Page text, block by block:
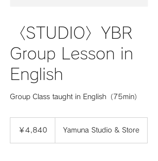
〈STUDIO〉YBR
Group Lesson in
English
Group Class taught in English（75min）
￥4,840 Yamuna Studio & Store